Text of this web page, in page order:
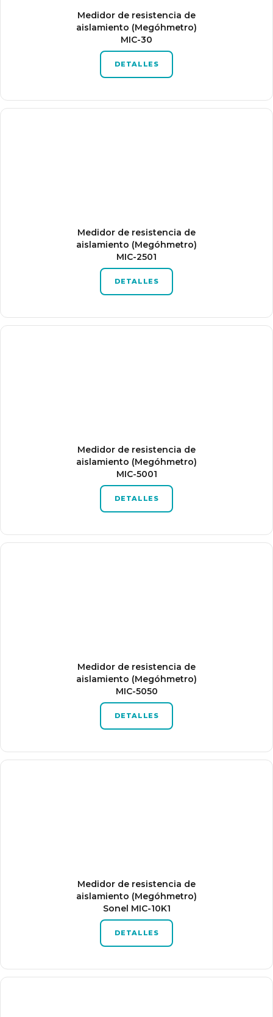
Medidor de resistencia de
aislamiento (Megóhmetro)
MIC-30
DETALLES
Medidor de resistencia de
aislamiento (Megóhmetro)
MIC-2501
DETALLES
Medidor de resistencia de
aislamiento (Megóhmetro)
MIC-5001
DETALLES
Medidor de resistencia de
aislamiento (Megóhmetro)
MIC-5050
DETALLES
Medidor de resistencia de
aislamiento (Megóhmetro)
Sonel MIC-10K1
DETALLES